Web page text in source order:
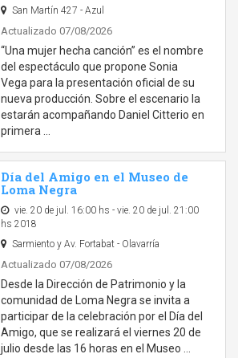
San Martín 427 - Azul
Actualizado 07/08/2026
“Una mujer hecha canción” es el nombre
del espectáculo que propone Sonia
Vega para la presentación oficial de su
nueva producción. Sobre el escenario la
estarán acompañando Daniel Citterio en
primera …
Día del Amigo en el Museo de
Loma Negra
vie. 20 de jul. 16:00 hs - vie. 20 de jul. 21:00
hs 2018
Sarmiento y Av. Fortabat - Olavarría
Actualizado 07/08/2026
Desde la Dirección de Patrimonio y la
comunidad de Loma Negra se invita a
participar de la celebración por el Día del
Amigo, que se realizará el viernes 20 de
julio desde las 16 horas en el Museo …